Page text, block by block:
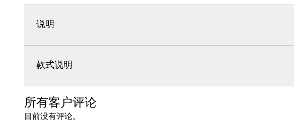
说明
款式说明
所有客户评论
目前没有评论。